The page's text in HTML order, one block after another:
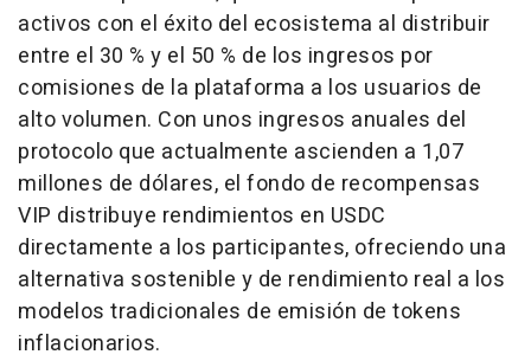
activos con el éxito del ecosistema al distribuir
entre el 30 % y el 50 % de los ingresos por
comisiones de la plataforma a los usuarios de
alto volumen. Con unos ingresos anuales del
protocolo que actualmente ascienden a 1,07
millones de dólares, el fondo de recompensas
VIP distribuye rendimientos en USDC
directamente a los participantes, ofreciendo una
alternativa sostenible y de rendimiento real a los
modelos tradicionales de emisión de tokens
inflacionarios.